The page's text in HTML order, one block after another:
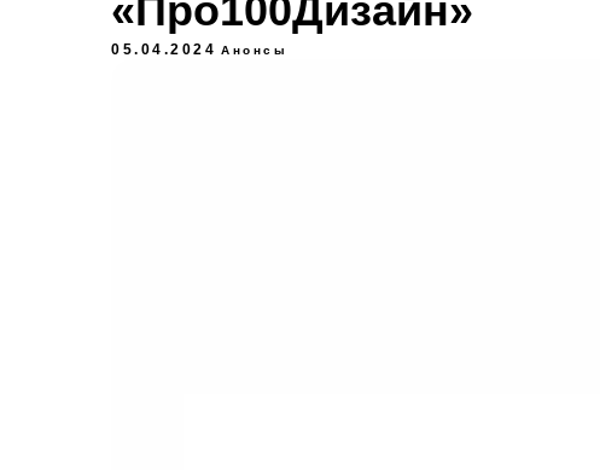
«Про100Дизайн»
05.04.2024 Анонсы